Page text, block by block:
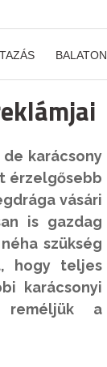
BALATON
karácsony
érzelgősebb
vásári
is gazdag
szükség
hogy teljes
karácsonyi
reméljük a